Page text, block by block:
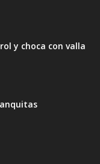
y choca con valla